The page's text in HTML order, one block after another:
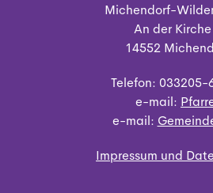
Michendorf-
An der Kirche
14552
Telefon: 033205-
e-mail:
e-mail:
Impressum und